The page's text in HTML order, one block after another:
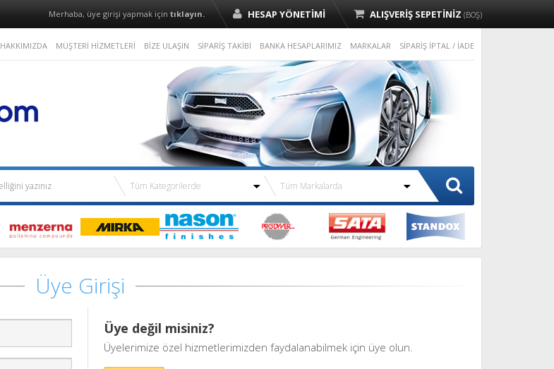
ALIŞVERİŞ SEPETİNİZ (BOŞ)
HESAP YÖNETİMİ
Merhaba, üye girişi yapmak için tıklayın.
HAKKIMIZDA MÜŞTERİ HİZMETLERİ BİZE ULAŞIN SİPARİŞ TAKİBİ BANKA HESAPLARIMIZ MARKALAR SİPARİŞ İPTAL / İADE
Üye Girişi
Üye değil misiniz?
Üyelerimize özel hizmetlerimizden faydalanabilmek için üye olun.